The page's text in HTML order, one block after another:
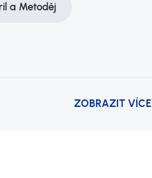
a Metoděj
ZOBRAZIT VÍCE